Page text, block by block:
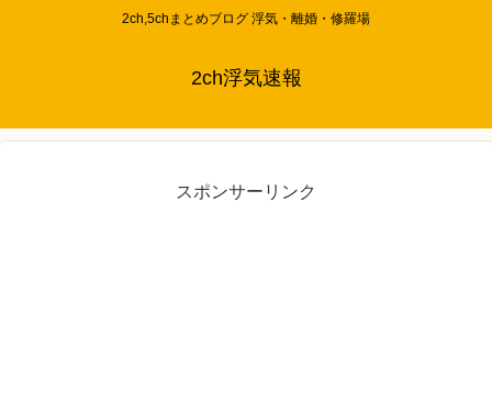
2ch,5chまとめブログ 浮気・離婚・修羅場
2ch浮気速報
スポンサーリンク